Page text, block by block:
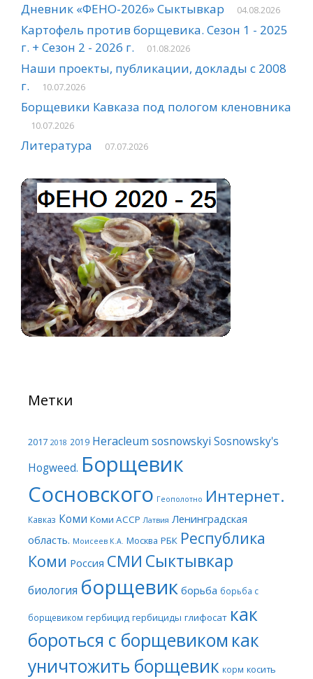
Дневник «ФЕНО-2026» Сыктывкар 04.08.2026
Картофель против борщевика. Сезон 1 - 2025
г. + Сезон 2 - 2026 г.
01.08.2026
Наши проекты, публикации, доклады с 2008
г.
10.07.2026
Борщевики Кавказа под пологом кленовника
10.07.2026
Литература 07.07.2026
Метки
2017 2018 2019 Heracleum sosnowskyi Sosnowsky's
Hogweed. Борщевик
Сосновского Геополотно Интернет.
Кавказ Коми Коми АССР Латвия Ленинградская
область. Моисеев К.А. Москва РБК Республика
Коми Россия СМИ Сыктывкар
биология борщевик борьба борьба с
борщевиком гербицид гербициды глифосат как
бороться с борщевиком как
уничтожить борщевик корм косить